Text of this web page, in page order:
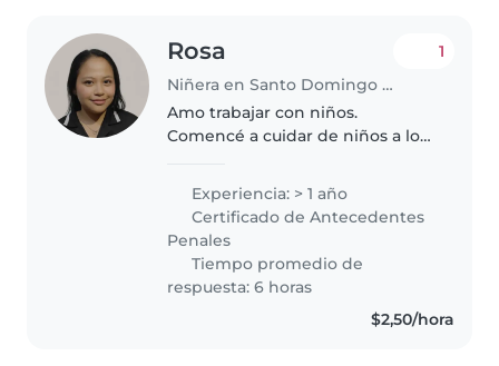
Rosa
Niñera en Santo Domingo de los Colorados
1
Amo trabajar con niños.
Comencé a cuidar de niños a los
cuidando de mis hermanos,
primos y niños de un horfanato
en el cual fui voluntaria. Soy
creativa,..
Experiencia: > 1 año
Certificado de Antecedentes
Penales
Tiempo promedio de
respuesta: 6 horas
$2,50/hora